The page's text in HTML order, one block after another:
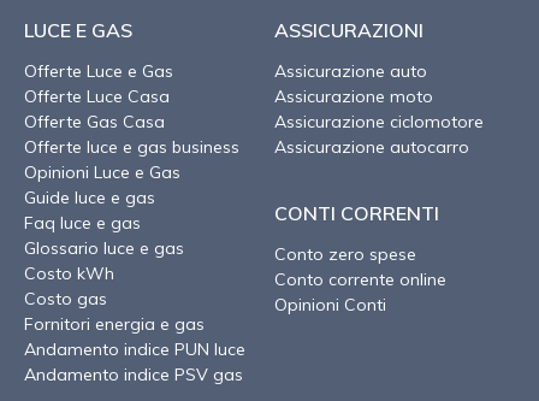
LUCE E GAS
Offerte Luce e Gas
Offerte Luce Casa
Offerte Gas Casa
Offerte luce e gas business
Opinioni Luce e Gas
Guide luce e gas
Faq luce e gas
Glossario luce e gas
Costo kWh
Costo gas
Fornitori energia e gas
Andamento indice PUN luce
Andamento indice PSV gas
ASSICURAZIONI
Assicurazione auto
Assicurazione moto
Assicurazione ciclomotore
Assicurazione autocarro
CONTI CORRENTI
Conto zero spese
Conto corrente online
Opinioni Conti